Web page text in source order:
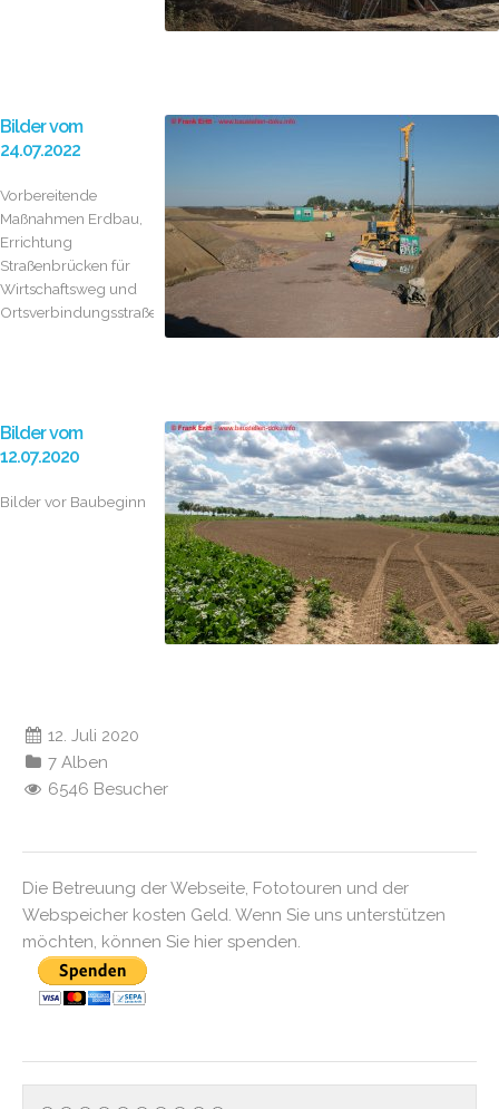
Bilder vom
24.07.2022
Vorbereitende
Maßnahmen Erdbau,
Errichtung
Straßenbrücken für
Wirtschaftsweg und
Ortsverbindungsstraßen
Bilder vom
12.07.2020
Bilder vor Baubeginn
12. Juli 2020
7 Alben
6546 Besucher
Die Betreuung der Webseite, Fototouren und der
Webspeicher kosten Geld. Wenn Sie uns unterstützen
möchten, können Sie hier spenden.